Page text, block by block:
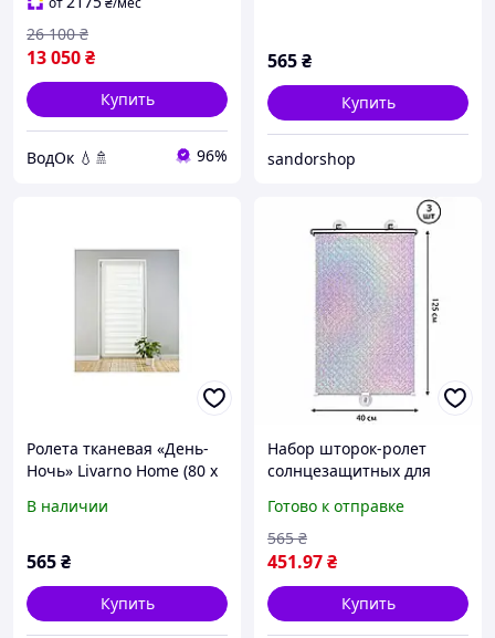
13 050₴
26 100 ₴
Купить
ВодОк 💧🚿 96%
565₴
Купить
sandorshop
Ролета тканевая «День-
Ночь» Livarno Home (80 x
В наличии
565₴
Купить
Набор шторок-ролет
солнцезащитных для
RolerProtect 3 шт 40 х 125
см Серебро
Готово к отправке
451.97₴
565 ₴
Купить